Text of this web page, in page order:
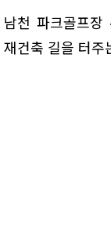
남천 파크골프
재건축 길을 터주